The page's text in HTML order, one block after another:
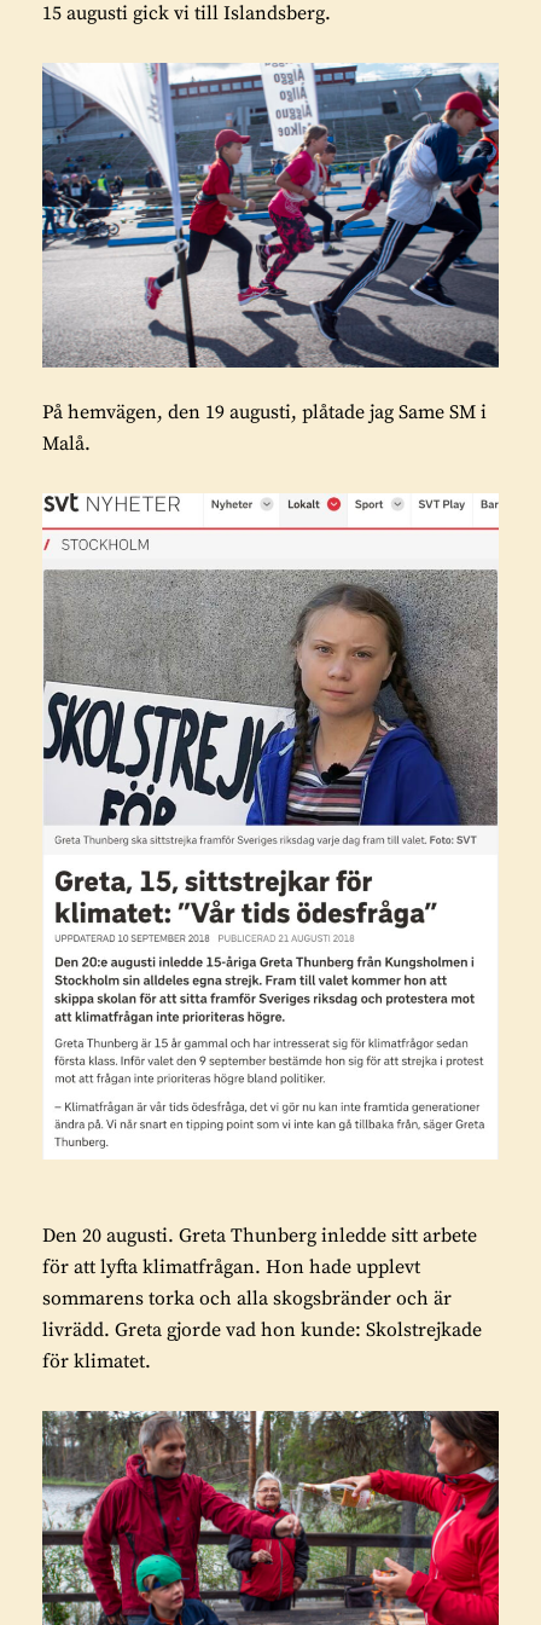
15 augusti gick vi till Islandsberg.
På hemvägen, den 19 augusti, plåtade jag Same SM i
Malå.
Den 20 augusti. Greta Thunberg inledde sitt arbete
för att lyfta klimatfrågan. Hon hade upplevt
sommarens torka och alla skogsbränder och är
livrädd. Greta gjorde vad hon kunde: Skolstrejkade
för klimatet.